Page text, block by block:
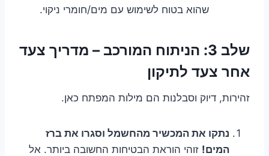
שהוא בטוח לשימוש עם מים/חומרי ניקוי.
שלב 3: הניתוח המורכב – מדריך צעד
אחר צעד לתיקון
זהירות, דיוק וסבלנות הם מילות המפתח כאן.
נתקו את המכשיר מהחשמל וסגרו את ברז
המים! זוהי הוראת הבטיחות החשובה ביותר. אל